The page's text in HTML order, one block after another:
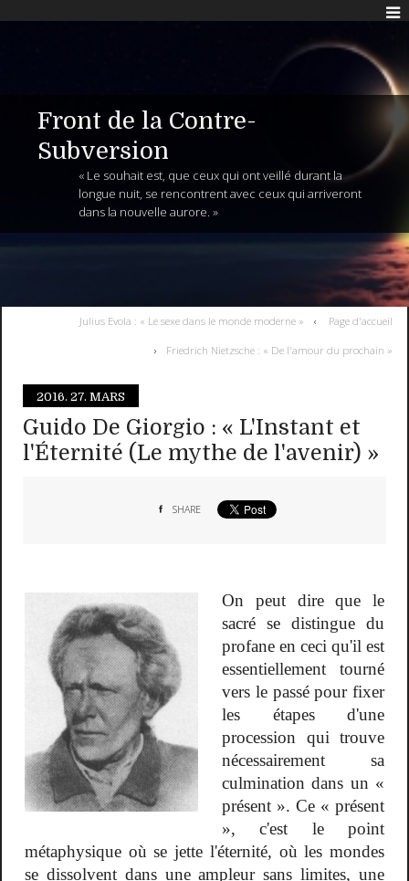
Front de la Contre-
Subversion
« Le souhait est, que ceux qui ont veillé durant la
longue nuit, se rencontrent avec ceux qui arriveront
dans la nouvelle aurore. »
Julius Evola : « Le sexe dans le monde moderne » Page d'accueil
Friedrich Nietzsche : « De l'amour du prochain »
2016. 27. MARS
Guido De Giorgio : « L'Instant et
l'Éternité (Le mythe de l'avenir) »
SHARE
On peut dire que le
sacré se distingue du
profane en ceci qu'il est
essentiellement tourné
vers le passé pour fixer
les étapes d'une
procession qui trouve
nécessairement sa
culmination dans un «
présent ». Ce « présent
», c'est le point
métaphysique où se jette l'éternité, où les mondes
se dissolvent dans une ampleur sans limites, une